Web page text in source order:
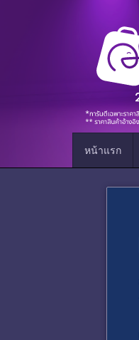
หน้าแรก